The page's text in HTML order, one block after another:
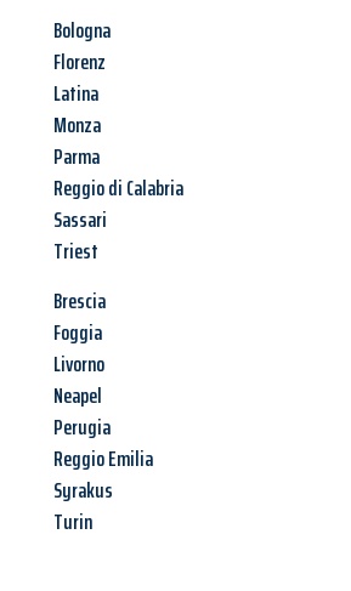
Bologna
Florenz
Latina
Monza
Parma
Reggio di Calabria
Sassari
Triest
Brescia
Foggia
Livorno
Neapel
Perugia
Reggio Emilia
Syrakus
Turin